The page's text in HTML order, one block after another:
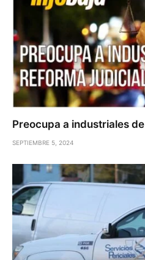
Preocupa a industriales
SEPTIEMBRE 5, 2024